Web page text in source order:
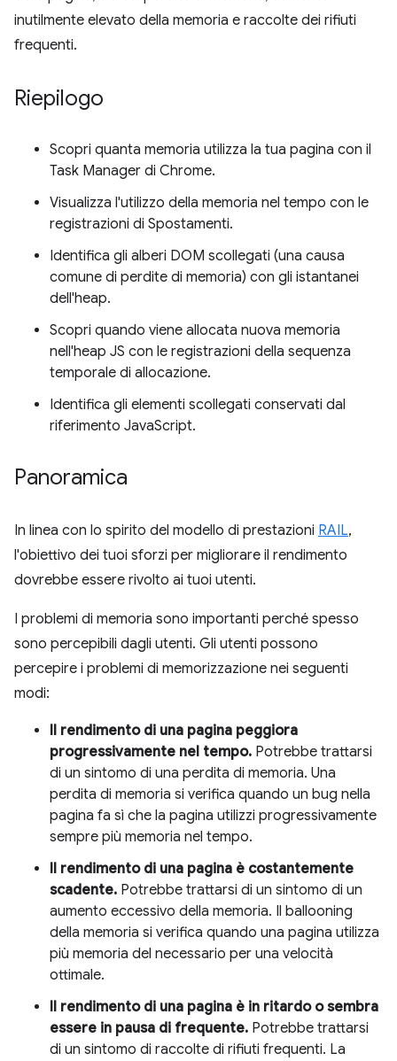
inutilmente elevato della memoria e raccolte dei rifiuti
frequenti.
Riepilogo
Scopri quanta memoria utilizza la tua pagina con il
Task Manager di Chrome.
Visualizza l'utilizzo della memoria nel tempo con le
registrazioni di Spostamenti.
Identifica gli alberi DOM scollegati (una causa
comune di perdite di memoria) con gli istantanei
dell'heap.
Scopri quando viene allocata nuova memoria
nell'heap JS con le registrazioni della sequenza
temporale di allocazione.
Identifica gli elementi scollegati conservati dal
riferimento JavaScript.
Panoramica
In linea con lo spirito del modello di prestazioni RAIL,
l'obiettivo dei tuoi sforzi per migliorare il rendimento
dovrebbe essere rivolto ai tuoi utenti.
I problemi di memoria sono importanti perché spesso
sono percepibili dagli utenti. Gli utenti possono
percepire i problemi di memorizzazione nei seguenti
modi:
Il rendimento di una pagina peggiora
progressivamente nel tempo. Potrebbe trattarsi
di un sintomo di una perdita di memoria. Una
perdita di memoria si verifica quando un bug nella
pagina fa sì che la pagina utilizzi progressivamente
sempre più memoria nel tempo.
Il rendimento di una pagina è costantemente
scadente. Potrebbe trattarsi di un sintomo di un
aumento eccessivo della memoria. Il ballooning
della memoria si verifica quando una pagina utilizza
più memoria del necessario per una velocità
ottimale.
Il rendimento di una pagina è in ritardo o sembra
essere in pausa di frequente. Potrebbe trattarsi
di un sintomo di raccolte di rifiuti frequenti. La